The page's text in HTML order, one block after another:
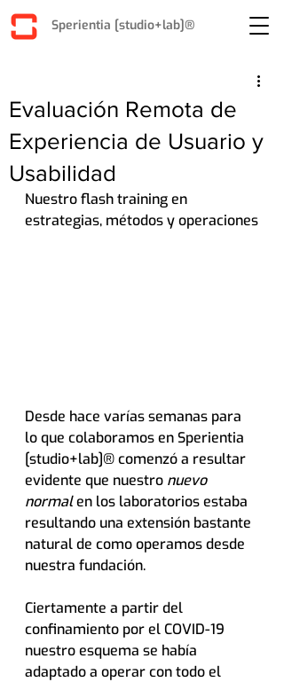
Sperientia [studio+lab]®
Evaluación Remota de
Experiencia de Usuario y
Usabilidad
Nuestro flash training en
estrategias, métodos y operaciones
Desde hace varías semanas para
lo que colaboramos en Sperientia
[studio+lab]® comenzó a resultar
evidente que nuestro nuevo
normal en los laboratorios estaba
resultando una extensión bastante
natural de como operamos desde
nuestra fundación.
Ciertamente a partir del
confinamiento por el COVID-19
nuestro esquema se había
adaptado a operar con todo el